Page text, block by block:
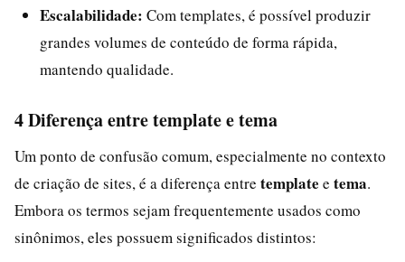
Escalabilidade: Com templates, é possível produzir
grandes volumes de conteúdo de forma rápida,
mantendo qualidade.
4 Diferença entre template e tema
Um ponto de confusão comum, especialmente no contexto
de criação de sites, é a diferença entre template e tema.
Embora os termos sejam frequentemente usados como
sinônimos, eles possuem significados distintos: